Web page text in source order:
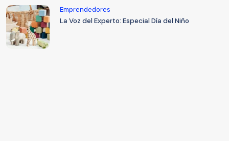
Emprendedores
La Voz del Experto: Especial Día del Niño